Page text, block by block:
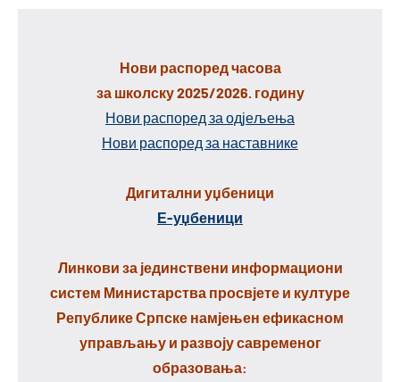
Нови распоред часова
за школску 2025/2026. годину
Нови распоред за одјељења
Нови распоред за наставнике
Дигитални уџбеници
Е-уџбеници
Линкови за јединствени информациони
систем Министарства просвјете и културе
Републике Српске намјењен ефикасном
управљању и развоју савременог
образовања: